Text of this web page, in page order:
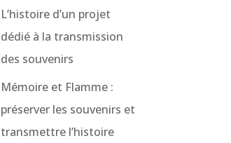
L’histoire d’un projet
dédié à la transmission
des souvenirs
Mémoire et Flamme :
préserver les souvenirs et
transmettre l’histoire